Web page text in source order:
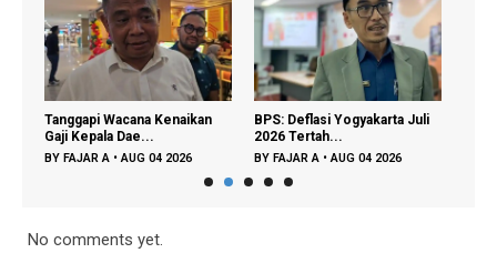
Tanggapi Wacana Kenaikan
Gaji Kepala Dae...
BY FAJAR A •AUG 04 2026
BPS: Deflasi Yogyakarta Juli
2026 Tertah...
BY FAJAR A •AUG 04 2026
No comments yet.